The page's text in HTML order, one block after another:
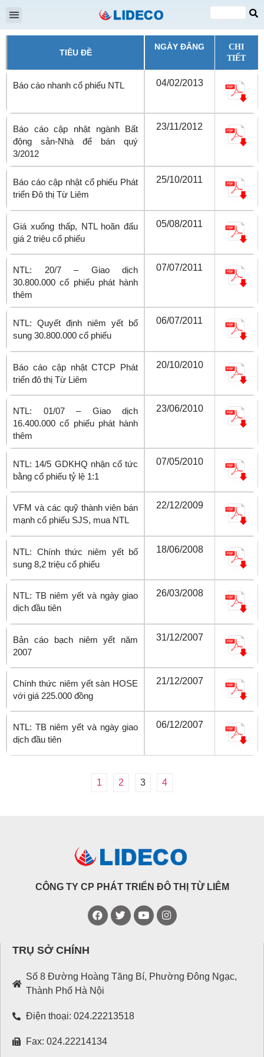
VI
EN
TIÊU ĐỀ
NGÀY ĐĂNG
CHI
TIẾT
Báo cáo nhanh cổ phiếu NTL 04/02/2013
Báo cáo cập nhật ngành Bất
động sản-Nhà để bán quý
3/2012
23/11/2012
Báo cáo cập nhật cổ phiếu Phát
triển Đô thị Từ Liêm
25/10/2011
Giá xuống thấp, NTL hoãn đấu
giá 2 triệu cổ phiếu
05/08/2011
NTL: 20/7 – Giao dịch
30.800.000 cổ phiếu phát hành
thêm
07/07/2011
NTL: Quyết định niêm yết bổ
sung 30.800.000 cổ phiếu
06/07/2011
Báo cáo cập nhật CTCP Phát
triển đô thị Từ Liêm
20/10/2010
NTL: 01/07 – Giao dịch
16.400.000 cổ phiếu phát hành
thêm
23/06/2010
NTL: 14/5 GDKHQ nhận cổ tức
bằng cổ phiếu tỷ lệ 1:1
07/05/2010
VFM và các quỹ thành viên bán
mạnh cổ phiếu SJS, mua NTL
22/12/2009
NTL: Chính thức niêm yết bổ
sung 8,2 triệu cổ phiếu
18/06/2008
NTL: TB niêm yết và ngày giao
dịch đầu tiên
26/03/2008
Bản cáo bạch niêm yết năm
2007
31/12/2007
Chính thức niêm yết sàn HOSE
với giá 225.000 đồng
21/12/2007
NTL: TB niêm yết và ngày giao
dịch đầu tiên
06/12/2007
1 2 3 4
CÔNG TY CP PHÁT TRIỂN ĐÔ THỊ TỪ LIÊM
TRỤ SỞ CHÍNH
Số 8 Đường Hoàng Tăng Bí, Phường Đông Ngạc,
Thành Phố Hà Nội
Điện thoại: 024.22213518
Fax: 024.22214134